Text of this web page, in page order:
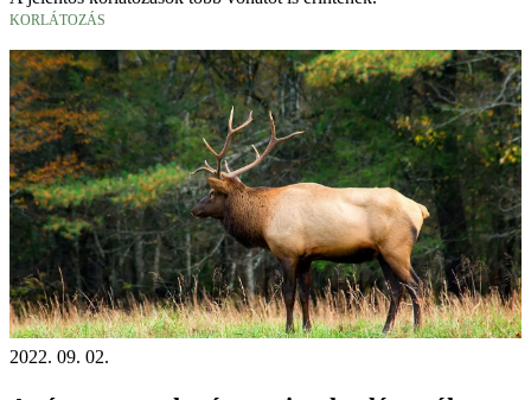
KORLÁTOZÁS
2022. 09. 02.